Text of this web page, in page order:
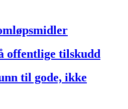
offentlige tilskudd
til gode, ikke